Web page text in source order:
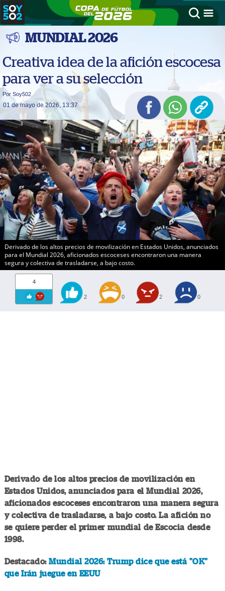
MUNDIAL 2026
Creativa idea de la afición escocesa
para ver a su selección
Por Soy502
01 de mayo de 2026, 13:37
Derivado de los altos precios de movilización en Estados Unidos, anunciados
para el Mundial 2026, aficionados escoceses encontraron una manera
segura y colectiva de trasladarse, a bajo costo.
4
2 0 2 0
Derivado de los altos precios de movilización en
Estados Unidos, anunciados para el Mundial 2026,
aficionados escoceses encontraron una manera segura
y colectiva de trasladarse, a bajo costo. La afición no
se quiere perder el primer mundial de Escocia desde
1998.
Destacado:Mundial 2026: Trump dice que está "OK"
que Irán juegue en EEUU